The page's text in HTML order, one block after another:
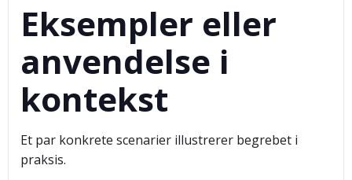
Eksempler eller
anvendelse i
kontekst
Et par konkrete scenarier illustrerer begrebet i
praksis.